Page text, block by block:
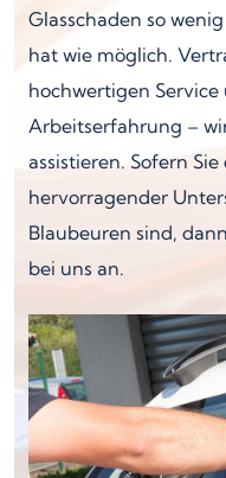
Glasschaden so
hat wie möglich.
hochwertigen
Arbeitserfahrung –
assistieren. Sofern
hervorragender
Blaubeuren sind,
bei uns an.